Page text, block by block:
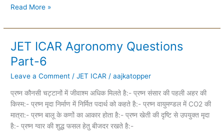
Read More »
JET ICAR Agronomy Questions
Part-6
Leave a Comment /JET ICAR /aajkatopper
प्रष्न कौनसी चट्टानों में जीवाश्म अधिक मिलते है:- प्रष्न संसार की पहली अहर की
किस्म:- प्रष्न मृदा निर्माण में निर्मित पदार्थ को कहते है:- प्रष्न वायुमण्डल में CO2 की
मात्रा:- प्रष्न बालू के कणों का आकार होता है:- प्रष्न खेती की दृष्टि से उपयुक्त मृदा
है:- प्रष्न ग्वार की शुद्ध फसल हेतु बीजदर रखते है:-
JET
ICAR
Agronomy
Questions
6